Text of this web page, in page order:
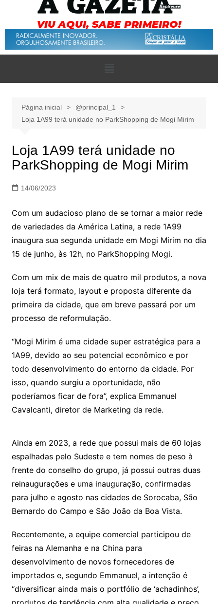
Página inicial
@principal_1
Loja 1A99 terá unidade no ParkShopping de Mogi Mirim
Loja 1A99 terá unidade no
ParkShopping de Mogi Mirim
14/06/2023
Com um audacioso plano de se tornar a maior rede
de variedades da América Latina, a rede 1A99
inaugura sua segunda unidade em Mogi Mirim no dia
15 de junho, às 12h, no ParkShopping Mogi.
Com um mix de mais de quatro mil produtos, a nova
loja terá formato, layout e proposta diferente da
primeira da cidade, que em breve passará por um
processo de reformulação.
“Mogi Mirim é uma cidade super estratégica para a
1A99, devido ao seu potencial econômico e por
todo desenvolvimento do entorno da cidade. Por
isso, quando surgiu a oportunidade, não
poderíamos ficar de fora”, explica Emmanuel
Cavalcanti, diretor de Marketing da rede.
Ainda em 2023, a rede que possui mais de 60 lojas
espalhadas pelo Sudeste e tem nomes de peso à
frente do conselho do grupo, já possui outras duas
reinaugurações e uma inauguração, confirmadas
para julho e agosto nas cidades de Sorocaba, São
Bernardo do Campo e São João da Boa Vista.
Recentemente, a equipe comercial participou de
feiras na Alemanha e na China para
desenvolvimento de novos fornecedores de
importados e, segundo Emmanuel, a intenção é
“diversificar ainda mais o portfólio de ‘achadinhos’,